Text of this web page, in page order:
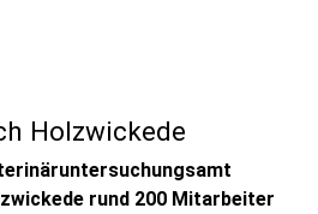
Holzwickede
rund 200 Mitarbeiter